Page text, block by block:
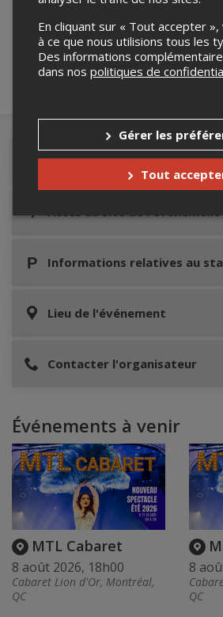
Détails de l'événement
Accès au site de l'événement
Informations relatives au
Lieu de l'événement
Contacter l'organisateur
Événements à venir
MTL Cabaret
8 août 2026, 18h00
Cabaret Lion d'Or, Montréal,
QC
8
QC
En cliquant sur « Tout accepter
à ce que nous utilisions tous les
Des informations
dans nos politiques de
Gérer les
Tout